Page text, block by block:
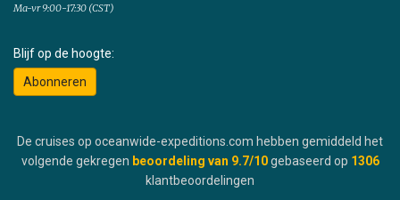
Ma-vr 9:00-17:30 (CST)
Blijf op de hoogte:
Abonneren
De cruises op oceanwide-expeditions.com hebben gemiddeld het
volgende gekregen beoordeling van 9.7/10 gebaseerd op 1306
klantbeoordelingen